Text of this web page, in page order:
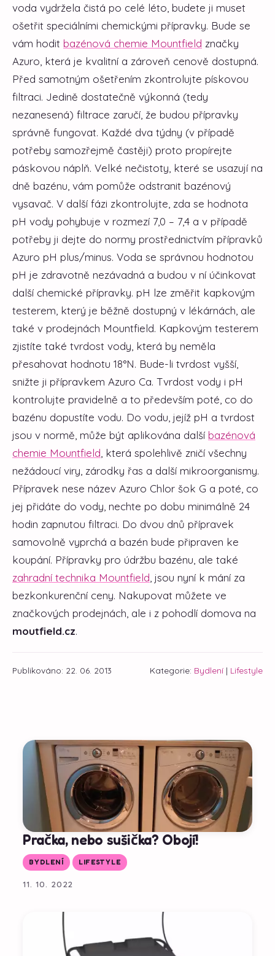
voda vydržela čistá po celé léto, budete ji muset
ošetřit speciálními chemickými přípravky. Bude se
vám hodit bazénová chemie Mountfield značky
Azuro, která je kvalitní a zároveň cenově dostupná.
Před samotným ošetřením zkontrolujte pískovou
filtraci. Jedině dostatečně výkonná (tedy
nezanesená) filtrace zaručí, že budou přípravky
správně fungovat. Každé dva týdny (v případě
potřeby samozřejmě častěji) proto propírejte
páskovou náplň. Velké nečistoty, které se usazují na
dně bazénu, vám pomůže odstranit bazénový
vysavač. V další fázi zkontrolujte, zda se hodnota
pH vody pohybuje v rozmezí 7,0 – 7,4 a v případě
potřeby ji dejte do normy prostřednictvím přípravků
Azuro pH plus/minus. Voda se správnou hodnotou
pH je zdravotně nezávadná a budou v ní účinkovat
další chemické přípravky. pH lze změřit kapkovým
testerem, který je běžně dostupný v lékárnách, ale
také v prodejnách Mountfield. Kapkovým testerem
zjistíte také tvrdost vody, která by neměla
přesahovat hodnotu 18°N. Bude-li tvrdost vyšší,
snižte ji přípravkem Azuro Ca. Tvrdost vody i pH
kontrolujte pravidelně a to především poté, co do
bazénu dopustíte vodu. Do vodu, jejíž pH a tvrdost
jsou v normě, může být aplikována další bazénová
chemie Mountfield , která spolehlivě zničí všechny
nežádoucí viry, zárodky řas a další mikroorganismy.
Přípravek nese název Azuro Chlor šok G a poté, co
jej přidáte do vody, nechte po dobu minimálně 24
hodin zapnutou filtraci. Do dvou dnů přípravek
samovolně vyprchá a bazén bude připraven ke
koupání. Přípravky pro údržbu bazénu, ale také
zahradní technika Mountfield , jsou nyní k mání za
bezkonkurenční ceny. Nakupovat můžete ve
značkových prodejnách, ale i z pohodlí domova na
moutfield.cz.
Publikováno: 22. 06. 2013 Kategorie: Bydlení | Lifestyle
Pračka, nebo sušička? Obojí!
BYDLENÍ LIFESTYLE
11. 10. 2022